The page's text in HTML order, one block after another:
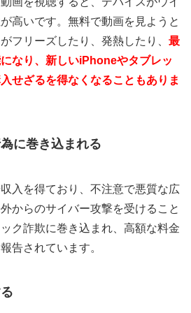
高いです。無料で動画を見ようと
フリーズしたり、発熱したり、 最
なり、新しいiPhoneやタブレッ
せざるを得なくなることもありま
に巻き込まれる
入を得ており、不注意で悪質な広
からのサイバー攻撃を受けること
ク詐欺に巻き込まれ、高額な料金
告されています。